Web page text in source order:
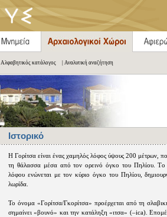
| Αλφαβητικός κατάλογος | Αναλυτική αναζήτηση
Ιστορικό
Η Γορίτσα είναι ένας χαμηλός λόφος ύψους 200 μέτρων,
τη θάλασσα μέσα από τον ορεινό όγκο του Πηλίου. Το
λόφου ενώνεται με τον κύριο όγκο του Πηλίου,
λωρίδα.
To όνομα «Γορίτσα/Γκορίτσα» προέρχεται από τη
σημαίνει «βουνό» και την κατάληξη «ιτσα» (–ica).